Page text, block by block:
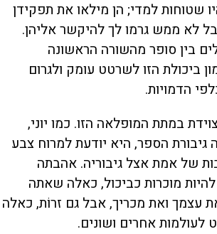
שטוחות למדי; הן מילאו את תפקידן
לא ממש גרמו לך להיקשר אליהן.
בין סופר מהשורה הראשונה
ביכולת הזו לשרטט עומק ולגרום
הדמויות.
במתת המופלאה הזו. כמו יוני,
גיבורת הספר, היא יודעת למרוח צבע
של אמת אצל גיבוריה. אהבתה
להיות מוכרות כביכול, כאלה שאתה
עצמך ואת מכריך, אבל גם זרוֹת, כאלה
אחרים ושונים.